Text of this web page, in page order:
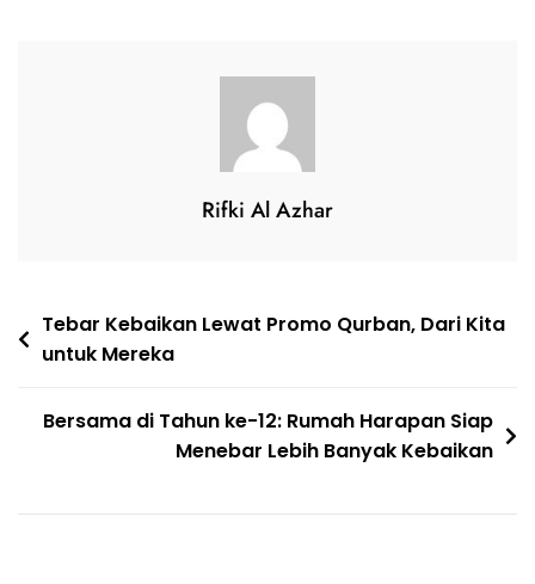
Rifki Al Azhar
Tebar Kebaikan Lewat Promo Qurban, Dari Kita
untuk Mereka
Bersama di Tahun ke-12: Rumah Harapan Siap
Menebar Lebih Banyak Kebaikan